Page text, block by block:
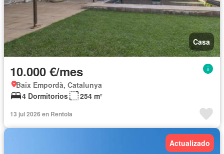
Casa
10.000 €/mes
Baix Empordà, Catalunya
4 Dormitorios
254 m²
13 jul 2026 en Rentola
Actualizado